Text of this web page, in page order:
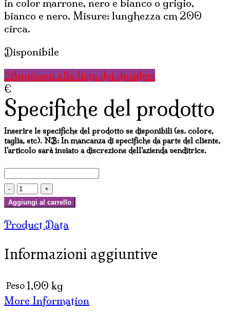
in color marrone, nero e bianco o grigio,
bianco e nero. Misure: lunghezza cm 200
circa.
Disponibile
Aggiungi alla lista dei desideri
€
Specifiche del prodotto
Inserire le specifiche del prodotto se disponibili (es. colore,
taglia, etc). NB: In mancanza di specifiche da parte del cliente,
l'articolo sarà inviato a discrezione dell'azienda venditrice.
SCIARPA
IN
MERINOS
quantità
Aggiungi al carrello
Product Data
Informazioni aggiuntive
Peso1,00 kg
More Information